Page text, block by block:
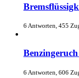
6 Antworten, 455
6 Antworten, 606